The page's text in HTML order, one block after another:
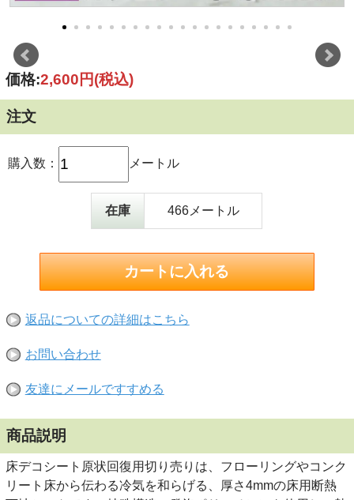
価格:2,600円(税込)
注文
購入数： メートル
在庫 466メートル
返品についての詳細はこちら
お問い合わせ
友達にメールですすめる
商品説明
床デコシート原状回復用切り売りは、フローリングやコンク
リート床から伝わる冷気を和らげる、厚さ4mmの床用断熱